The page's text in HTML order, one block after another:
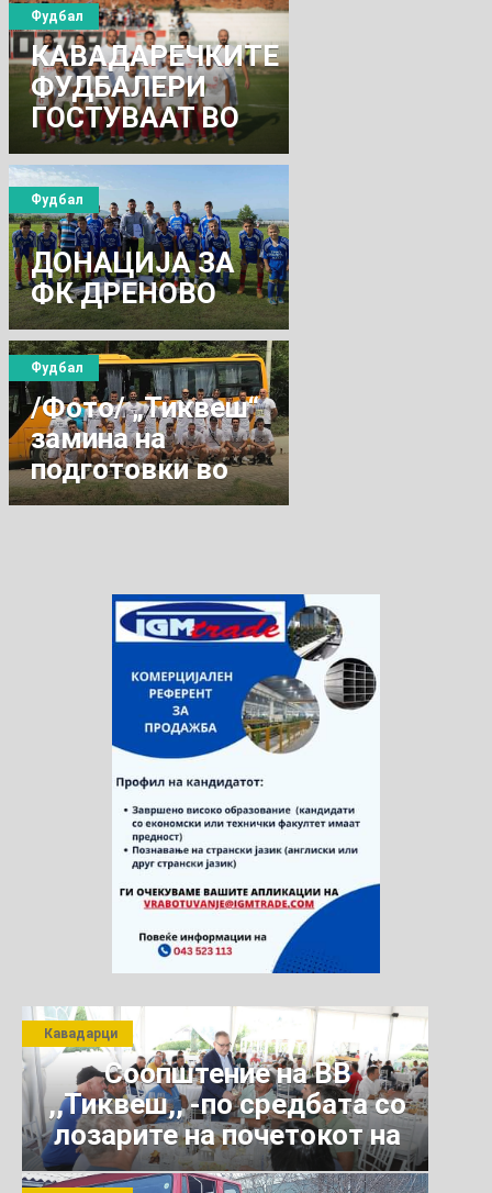
КАВАДАРЕЧКИТЕ
ФУДБАЛЕРИ
ГОСТУВААТ ВО
БИТОЛА
Фудбал
ДОНАЦИЈА ЗА
ФК ДРЕНОВО
Фудбал
/Фото/ „Тиквеш“
замина на
подготовки во
Маврово
Фудбал
Соопштение на ВВ
,,Тиквеш,, -по средбата со
лозарите на почетокот на
јули 2026 г.
Кавадарци